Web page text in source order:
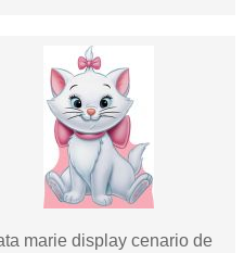
marie display cenario de